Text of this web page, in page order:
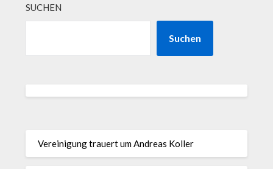
SUCHEN
Suchen
Vereinigung trauert um Andreas Koller